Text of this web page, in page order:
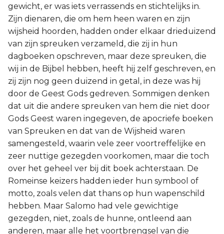
gewicht, er was iets verrassends en stichtelijks in.
Zijn dienaren, die om hem heen waren en zijn
wijsheid hoorden, hadden onder elkaar drieduizend
van zijn spreuken verzameld, die zij in hun
dagboeken opschreven, maar deze spreuken, die
wij in de Bijbel hebben, heeft hij zelf geschreven, en
zij zijn nog geen duizend in getal, in deze was hij
door de Geest Gods gedreven. Sommigen denken
dat uit die andere spreuken van hem die niet door
Gods Geest waren ingegeven, de apocriefe boeken
van Spreuken en dat van de Wijsheid waren
samengesteld, waarin vele zeer voortreffelijke en
zeer nuttige gezegden voorkomen, maar die toch
over het geheel ver bij dit boek achterstaan. De
Romeinse keizers hadden ieder hun symbool of
motto, zoals velen dat thans op hun wapenschild
hebben. Maar Salomo had vele gewichtige
gezegden, niet, zoals de hunne, ontleend aan
anderen, maar alle het voortbrengsel van die